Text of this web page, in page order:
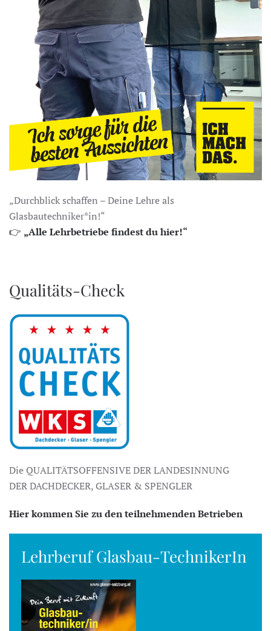
„Durchblick schaffen – Deine Lehre als
Glasbautechniker*in!“
👉 „Alle Lehrbetriebe findest du hier!“
Qualitäts-Check
Die QUALITÄTSOFFENSIVE DER LANDESINNUNG
DER DACHDECKER, GLASER & SPENGLER
Hier kommen Sie zu den teilnehmenden Betrieben
Lehrberuf Glasbau-TechnikerIn